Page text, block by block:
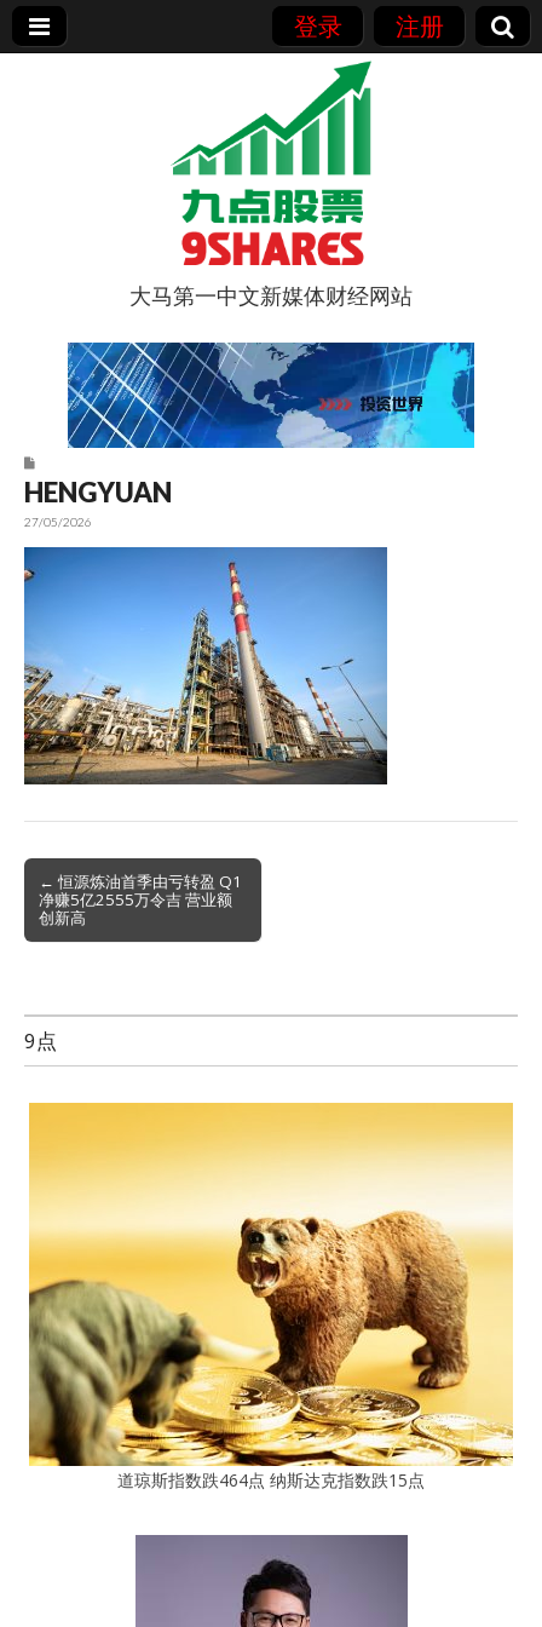
登录 注册
9点股票
大马第一中文新媒体财经网站
HENGYUAN
27/05/2026
Post
navigation
← 恒源炼油首季由亏转盈 Q1
净赚5亿2555万令吉 营业额
创新高
9点
道琼斯指数跌464点 纳斯达克指数跌15点